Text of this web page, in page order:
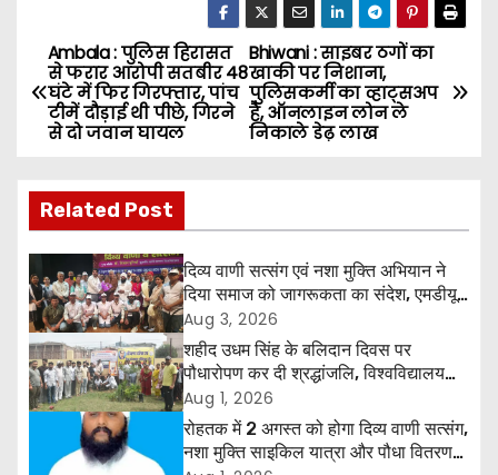
P
o
t
n
a
v
i
Bhiwani : साइबर ठगों का
खाकी पर निशाना,
पुलिसकर्मी का व्हाट्सअप
हैं, ऑनलाइन लोन ले
निकाले डेढ़ लाख
Ambala : पुलिस हिरासत
से फरार आरोपी सतबीर 48
घंटे में फिर गिरफ्तार, पांच
टीमें दौड़ाई थी पीछे, गिरने
से दो जवान घायल
Related Post
दिव्य वाणी सत्संग एवं नशा मुक्ति अभियान ने
दिया समाज को जागरूकता का संदेश, एमडीयू
रोहतक में हजारों लोगों ने लिया संकल्प
Aug 3, 2026
शहीद उधम सिंह के बलिदान दिवस पर
पौधारोपण कर दी श्रद्धांजलि, विश्वविद्यालय
और राजपत्रित अवकाश बहाल करने की उठी
मांग
Aug 1, 2026
रोहतक में 2 अगस्त को होगा दिव्य वाणी सत्संग,
नशा मुक्ति साइकिल यात्रा और पौधा वितरण